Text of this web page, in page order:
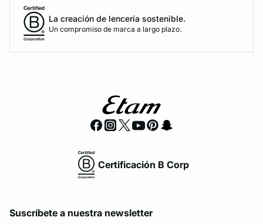
La creación de lencería sostenible.
Un compromiso de marca a largo plazo.
Certificación B Corp
Suscríbete a nuestra newsletter